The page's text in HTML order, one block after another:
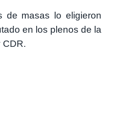
de masas lo eligieron
en los plenos de la
CDR.